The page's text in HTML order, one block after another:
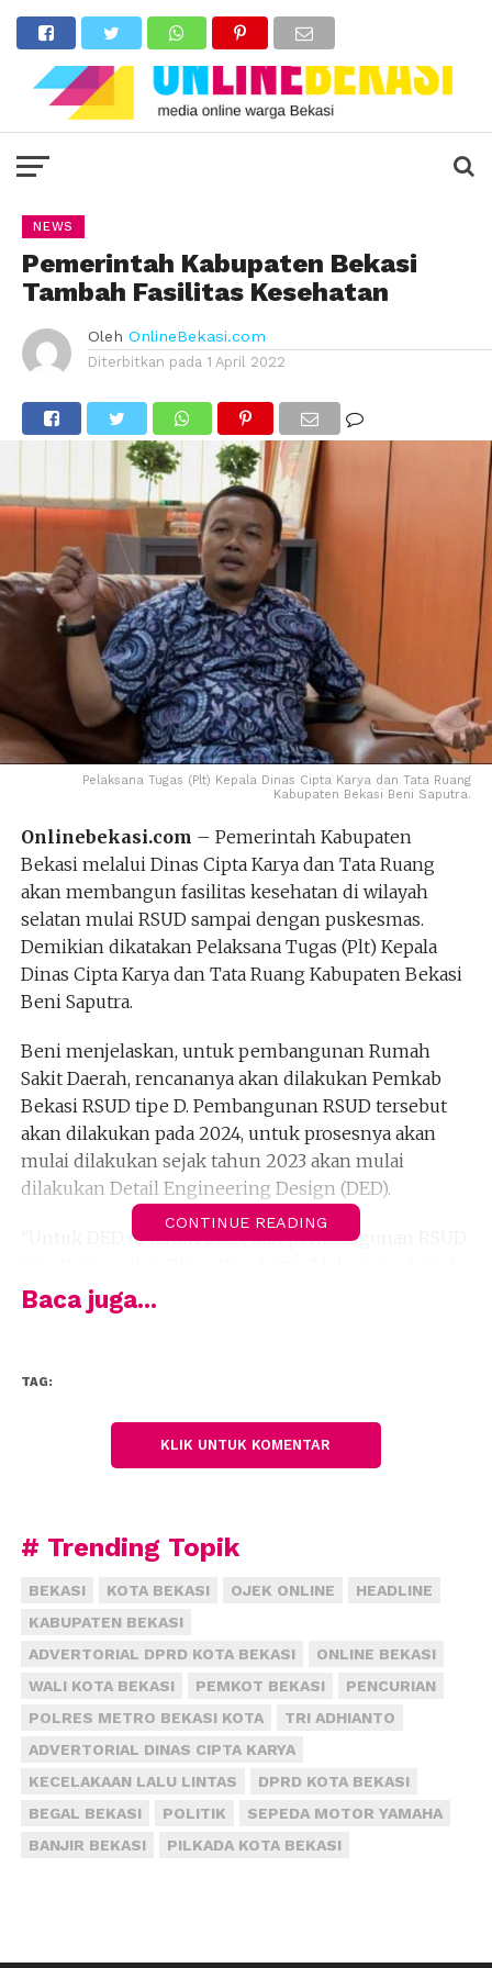
NEWS
Pemerintah Kabupaten Bekasi
Tambah Fasilitas Kesehatan
Oleh OnlineBekasi.com
Diterbitkan pada 1 April 2022
Pelaksana Tugas (Plt) Kepala Dinas Cipta Karya dan Tata Ruang
Kabupaten Bekasi Beni Saputra.
Onlinebekasi.com – Pemerintah Kabupaten
Bekasi melalui Dinas Cipta Karya dan Tata Ruang
akan membangun fasilitas kesehatan di wilayah
selatan mulai RSUD sampai dengan puskesmas.
Demikian dikatakan Pelaksana Tugas (Plt) Kepala
Dinas Cipta Karya dan Tata Ruang Kabupaten Bekasi
Beni Saputra.
Beni menjelaskan, untuk pembangunan Rumah
Sakit Daerah, rencananya akan dilakukan Pemkab
Bekasi RSUD tipe D. Pembangunan RSUD tersebut
akan dilakukan pada 2024, untuk prosesnya akan
mulai dilakukan sejak tahun 2023 akan mulai
dilakukan Detail Engineering Design (DED).
“Untuk DED di tahun 2023, dan pembangunan RSUD
01 April 2022.
Kabupaten Bekasi.
“Untuk titik lokasi pembangunan rumah sakit Dinas
puskesmas baru pada 2023. Total pagu anggarannya
mencapai Rp25 miliar.
“Kemudian dari 2024 sampai 2026 juga akan
Beni.
Sedangkan di tahun ini, Pemerintah Kabupaten
CONTINUE READING
Baca juga...
TAG:
KLIK UNTUK KOMENTAR
# Trending Topik
BEKASI KOTA BEKASI OJEK ONLINE
HEADLINE
KABUPATEN BEKASI
ADVERTORIAL DPRD KOTA BEKASI
ONLINE BEKASI
WALI KOTA BEKASI
PEMKOT BEKASI
PENCURIAN
POLRES METRO BEKASI KOTA
TRI ADHIANTO
ADVERTORIAL DINAS CIPTA KARYA
KECELAKAAN LALU LINTAS
DPRD KOTA BEKASI
BEGAL BEKASI
POLITIK
SEPEDA MOTOR YAMAHA
BANJIR BEKASI
PILKADA KOTA BEKASI